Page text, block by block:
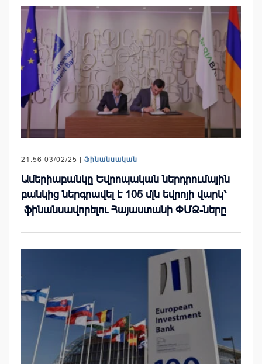
21:56 03/02/25 | Ֆինանսական
Ամերիաբանկը Եվրոպական ներդրումային
բանկից ներգրավել է 105 մլն եվրոյի վարկ՝
ֆինանսավորելու Հայաստանի ՓՄՁ-ները